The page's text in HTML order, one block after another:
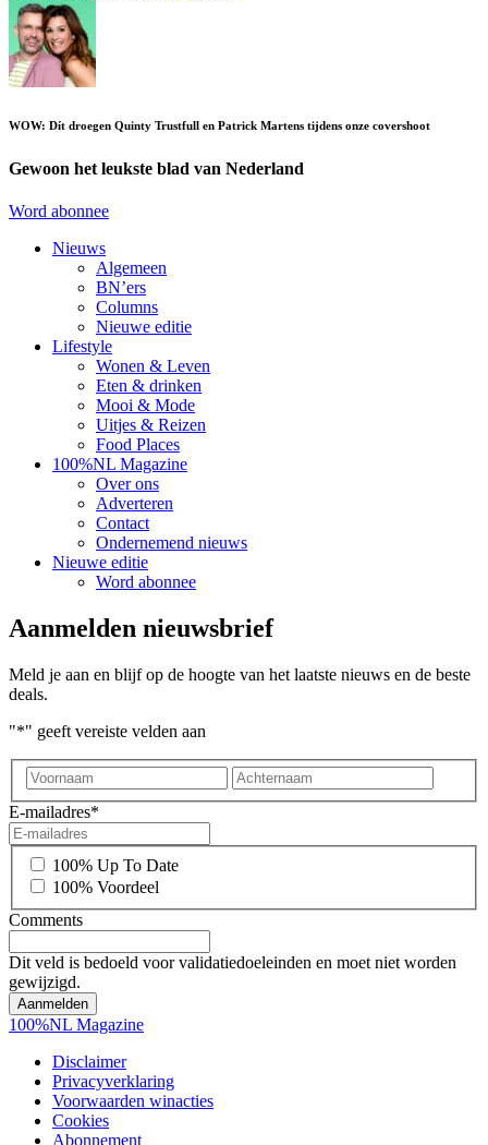
WOW: Dít droegen Quinty Trustfull en Patrick Martens tijdens onze covershoot
Gewoon het leukste blad van Nederland
Word abonnee
Nieuws
Algemeen
BN’ers
Columns
Nieuwe editie
Lifestyle
Wonen & Leven
Eten & drinken
Mooi & Mode
Uitjes & Reizen
Food Places
100%NL Magazine
Over ons
Adverteren
Contact
Ondernemend nieuws
Nieuwe editie
Word abonnee
Aanmelden nieuwsbrief
Meld je aan en blijf op de hoogte van het laatste nieuws en de beste
deals.
"*" geeft vereiste velden aan
Voornaam
E-mailadres*
*
100% Up To Date
100% Voordeel
Comments
Dit veld is bedoeld voor validatiedoeleinden en moet niet worden
gewijzigd.
100%NL Magazine
Disclaimer
Privacyverklaring
Voorwaarden winacties
Cookies
Abonnement